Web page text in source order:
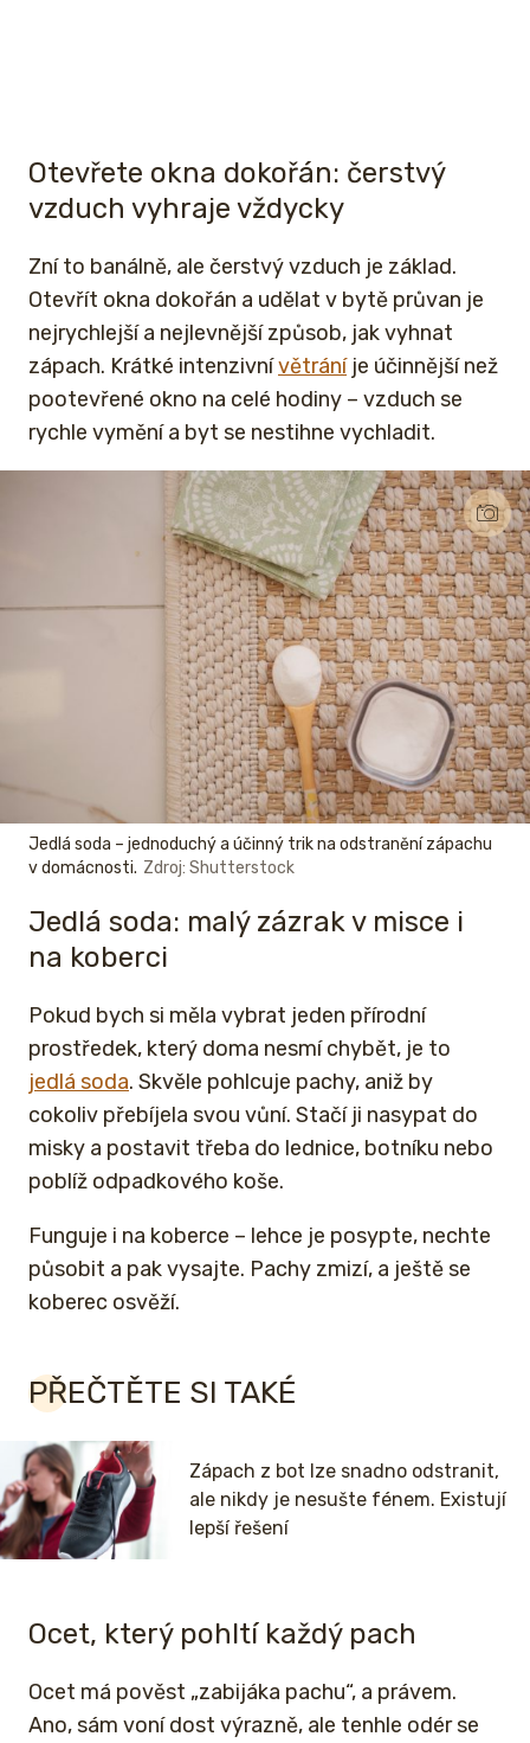
Otevřete okna dokořán: čerstvý
vzduch vyhraje vždycky
Zní to banálně, ale čerstvý vzduch je základ.
Otevřít okna dokořán a udělat v bytě průvan je
nejrychlejší a nejlevnější způsob, jak vyhnat
zápach. Krátké intenzivnívětráníje účinnější než
pootevřené okno na celé hodiny – vzduch se
rychle vymění a byt se nestihne vychladit.
Jedlá soda – jednoduchý a účinný trik na odstranění zápachu
v domácnosti. Zdroj: Shutterstock
Jedlá soda: malý zázrak v misce i
na koberci
Pokud bych si měla vybrat jeden přírodní
prostředek, který doma nesmí chybět, je to
jedlá soda. Skvěle pohlcuje pachy, aniž by
cokoliv přebíjela svou vůní. Stačí ji nasypat do
misky a postavit třeba do lednice, botníku nebo
poblíž odpadkového koše.
Funguje i na koberce – lehce je posypte, nechte
působit a pak vysajte. Pachy zmizí, a ještě se
koberec osvěží.
PŘEČTĚTE SI TAKÉ
Zápach z bot lze snadno odstranit,
ale nikdy je nesušte fénem. Existují
lepší řešení
Ocet, který pohltí každý pach
Ocet má pověst „zabijáka pachu“, a právem.
Ano, sám voní dost výrazně, ale tenhle odér se